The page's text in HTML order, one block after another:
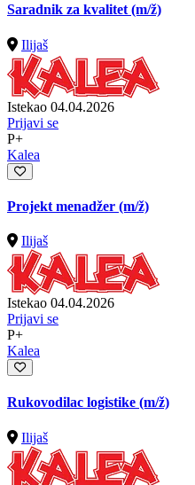
Saradnik za kvalitet (m/ž)
Ilijaš
Istekao 04.04.2026
Prijavi se
P+
Kalea
Projekt menadžer (m/ž)
Ilijaš
Istekao 04.04.2026
Prijavi se
P+
Kalea
Rukovodilac logistike (m/ž)
Ilijaš